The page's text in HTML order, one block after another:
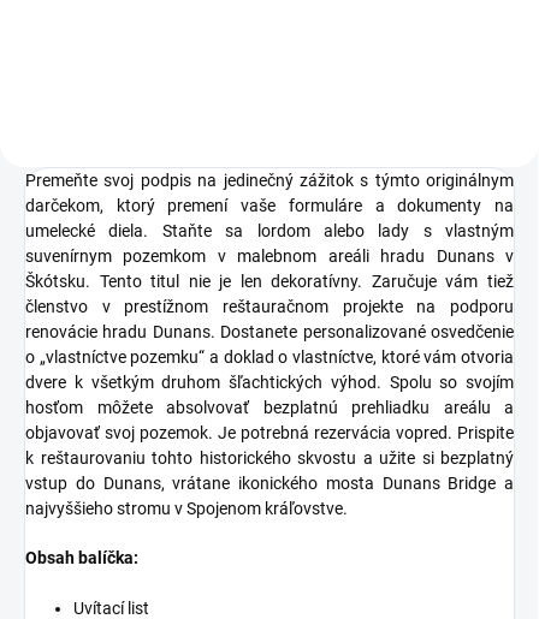
Premeňte svoj podpis na jedinečný zážitok s týmto originálnym
darčekom, ktorý premení vaše formuláre a dokumenty na
umelecké diela. Staňte sa lordom alebo lady s vlastným
suvenírnym pozemkom v malebnom areáli hradu Dunans v
Škótsku. Tento titul nie je len dekoratívny. Zaručuje vám tiež
členstvo v prestížnom reštauračnom projekte na podporu
renovácie hradu Dunans. Dostanete personalizované osvedčenie
o „vlastníctve pozemku“ a doklad o vlastníctve, ktoré vám otvoria
dvere k všetkým druhom šľachtických výhod. Spolu so svojím
hosťom môžete absolvovať bezplatnú prehliadku areálu a
objavovať svoj pozemok. Je potrebná rezervácia vopred. Prispite
k reštaurovaniu tohto historického skvostu a užite si bezplatný
vstup do Dunans, vrátane ikonického mosta Dunans Bridge a
najvyššieho stromu v Spojenom kráľovstve.
Obsah balíčka:
Uvítací list